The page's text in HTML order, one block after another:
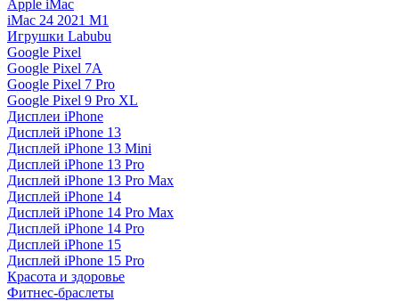
Apple iMac
iMac 24 2021 M1
Игрушки Labubu
Google Pixel
Google Pixel 7А
Google Pixel 7 Pro
Google Pixel 9 Pro XL
Дисплеи iPhone
Дисплей iPhone 13
Дисплей iPhone 13 Mini
Дисплей iPhone 13 Pro
Дисплей iPhone 13 Pro Max
Дисплей iPhone 14
Дисплей iPhone 14 Pro Max
Дисплей iPhone 14 Pro
Дисплей iPhone 15
Дисплей iPhone 15 Pro
Красота и здоровье
Фитнес-браслеты